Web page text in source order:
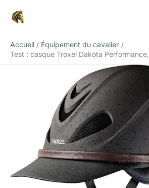
Accueil
Équipement du cavalier
Test : casque Troxel Dakota